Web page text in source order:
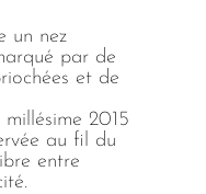
un nez
par de
et de
2015
au fil du
entre